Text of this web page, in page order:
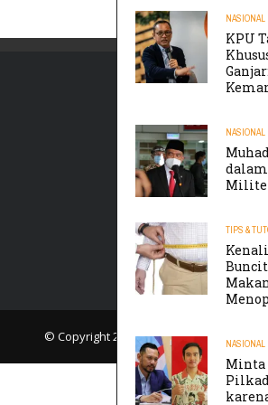
NASIONAL
KPU
NASIONAL
TIPS &
NASIONAL
Minta
© Copyright 2019TIKTAK.ID. All rights